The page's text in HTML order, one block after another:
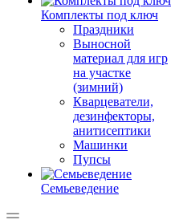
Комплекты под ключ
Праздники
Выносной
материал для игр
на участке
(зимний)
Кварцеватели,
дезинфекторы,
анитисептики
Машинки
Пупсы
Семьеведение